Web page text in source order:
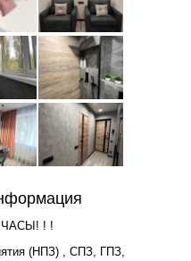
! !
(НПЗ) , СПЗ, ГПЗ,